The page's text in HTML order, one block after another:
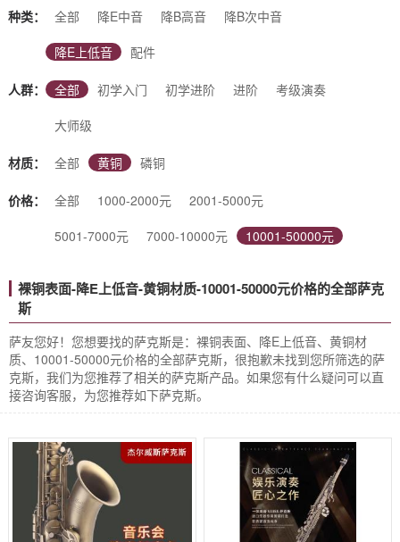
种类： 全部 降E中音 降B高音
降B次中音
降E上低音
配件
人群： 全部 初学入门 初学进阶 进阶
考级演奏
大师级
材质： 全部 黄铜 磷铜
价格： 全部 1000-2000元
2001-5000元
5001-7000元
7000-10000元 10001-50000元
裸铜表面-降E上低音-黄铜材质-10001-50000元价格的全部萨克
斯
萨友您好！您想要找的萨克斯是：裸铜表面、降E上低音、黄铜材
质、10001-50000元价格的全部萨克斯，很抱歉未找到您所筛选的萨
克斯，我们为您推荐了相关的萨克斯产品。如果您有什么疑问可以直
接咨询客服，为您推荐如下萨克斯。